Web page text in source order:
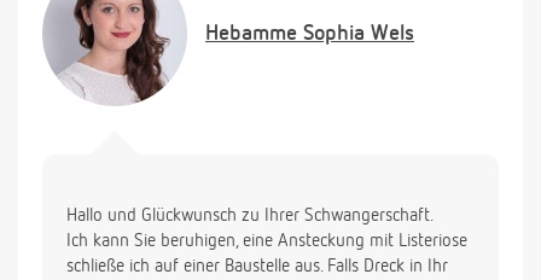
Rest aber leider gegessen. Nun mache ich mir
Sorgen, dass dort eventuell Listerien
hineingekommen sein könnten und ich mich
dadurch infiziert habe. Im Nachhinein habe ich mich
Viele Grüße
Hebamme Sophia Wels
Hallo und Glückwunsch zu Ihrer Schwangerschaft.
Ich kann Sie beruhigen, eine Ansteckung mit Listeriose
schließe ich auf einer Baustelle aus. Falls Dreck in Ihr